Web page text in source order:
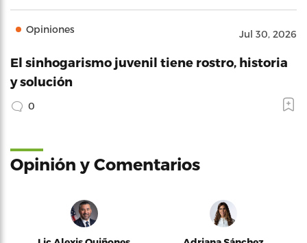
Opiniones Jul 30, 2026
El sinhogarismo juvenil tiene rostro, historia
y solución
0
Opinión y Comentarios